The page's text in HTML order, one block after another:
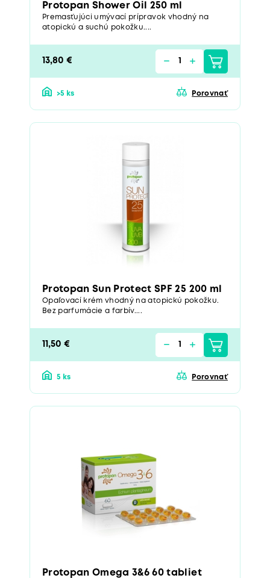
Protopan Shower Oil 250 ml
Premasťujúci umývací prípravok vhodný na
atopickú a suchú pokožku....
13,80 €
>5 ks Porovnať
Protopan Sun Protect SPF 25 200 ml
Opaľovací krém vhodný na atopickú pokožku.
Bez parfumácie a farbív....
11,50 €
5 ks Porovnať
Protopan Omega 3&6 60 tabliet